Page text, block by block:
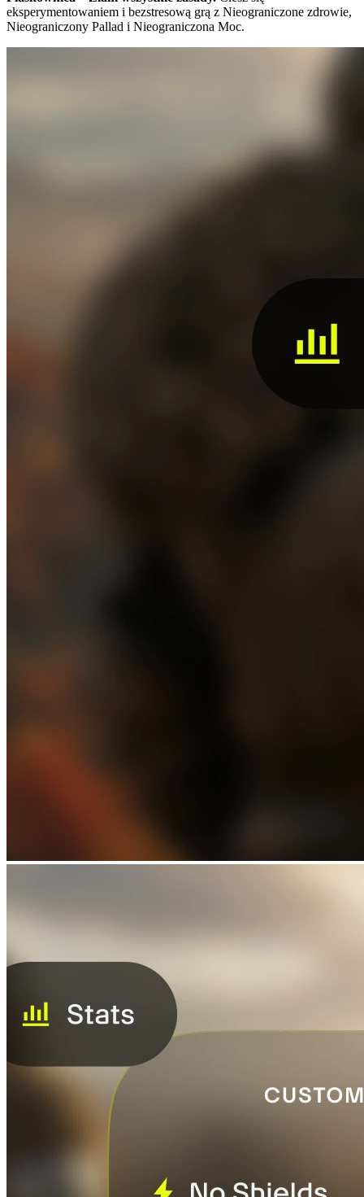
eksperymentowaniem i bezstresową grą z Nieograniczone zdrowie,
Nieograniczony Pallad i Nieograniczona Moc.